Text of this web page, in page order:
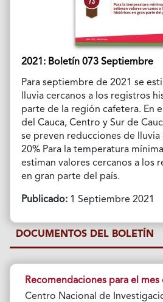
2021: Boletín 073 Septiembre
Para septiembre de 2021 se
lluvia cercanos a los registros
parte de la región cafetera. En
del Cauca, Centro y Sur de
se preven reducciones de lluvia
20% Para la temperatura
estiman valores cercanos a los
en gran parte del país.
Publicado:1 Septiembre 2021
DOCUMENTOS DEL BOLETÍN
Recomendaciones para el
Centro Nacional de